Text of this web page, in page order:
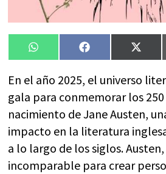
Compartir
en
WhatsAppCompartir
en
Facebook
en
X
En el año 2025, el universo
gala para conmemorar los
nacimiento de Jane Austen,
impacto en la literatura
a lo largo de los siglos.
incomparable para crear